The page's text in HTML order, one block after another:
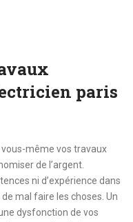
paris
même vos travaux
de l’argent.
ni d’expérience dans
mal faire les choses. Un
dysfonction de vos